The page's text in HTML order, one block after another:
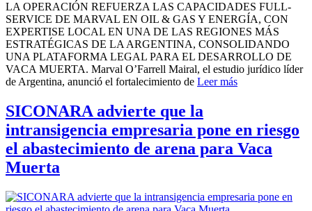
LA OPERACIÓN REFUERZA LAS CAPACIDADES FULL-
SERVICE DE MARVAL EN OIL & GAS Y ENERGÍA, CON
EXPERTISE LOCAL EN UNA DE LAS REGIONES MÁS
ESTRATÉGICAS DE LA ARGENTINA, CONSOLIDANDO
UNA PLATAFORMA LEGAL PARA EL DESARROLLO DE
VACA MUERTA. Marval O’Farrell Mairal, el estudio jurídico líder
de Argentina, anunció el fortalecimiento de Leer más
SICONARA advierte que la
intransigencia empresaria pone en riesgo
el abastecimiento de arena para Vaca
Muerta